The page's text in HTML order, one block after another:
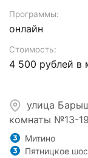
Программы:
онлайн
Стоимость:
4 500 рублей в
улица
комнаты №13-19
Митино
Пятницкое